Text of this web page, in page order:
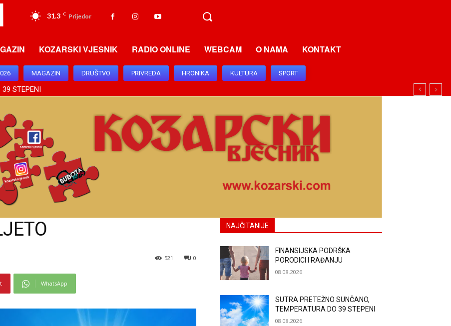
31.3 C Prijedor
KOZARSKI VJESNIK RADIO ONLINE WEBCAM O NAMA KONTAKT
MAGAZIN DRUŠTVO PRIVREDA HRONIKA KULTURA SPORT
39 STEPENI
0
521
WhatsApp
NAJČITANIJE
FINANSIJSKA PODRŠKA
PORODICI I RAĐANJU
08.08.2026.
SUTRA PRETEŽNO SUNČANO,
TEMPERATURA DO 39 STEPENI
08.08.2026.